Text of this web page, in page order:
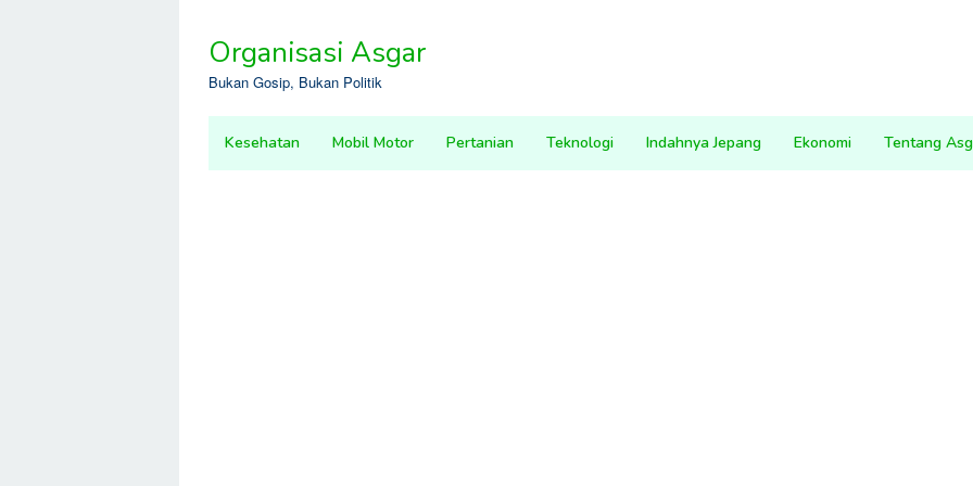
contentOrganisasi Asgar
Bukan Gosip, Bukan Politik
Kesehatan Mobil Motor Pertanian Teknologi Indahnya Jepang Ekonomi Tentang